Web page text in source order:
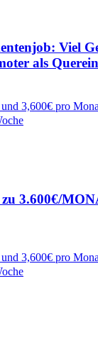
Viel
als
3,600€ pro
3.600€/
3,600€ pro